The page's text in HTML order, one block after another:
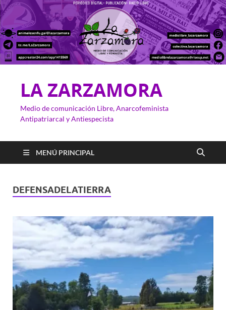
LA ZARZAMORA
Medio de comunicación Libre, Anarcofeminista
Antipatriarcal y Antiespecista
MENÚ PRINCIPAL
DEFENSADELATIERRA